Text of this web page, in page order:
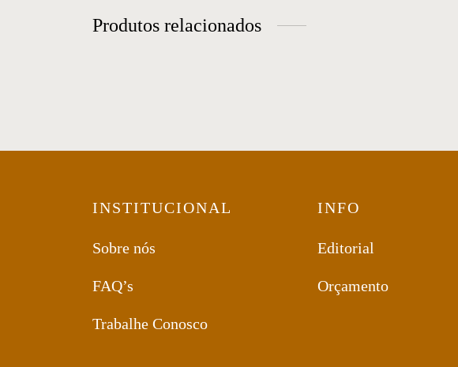
Produtos relacionados
INSTITUCIONAL
Sobre nós
FAQ’s
Trabalhe Conosco
INFO
Editorial
Orçamento